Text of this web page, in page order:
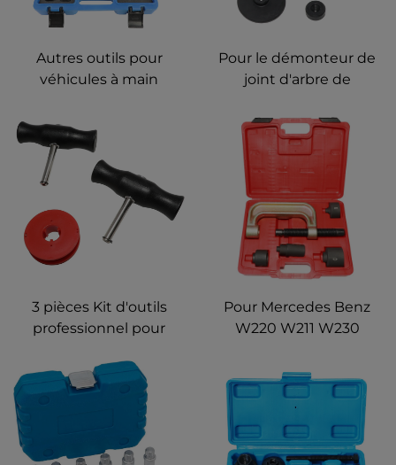
Autres outils pour
véhicules à main
Outil de démontage et
d'installation du joint de
couverture pour
moteurs BMW kit de
réparation de voiture
Pour le démonteur de
joint d'arbre de
3 pièces Kit d'outils
professionnel pour
démontage du pare-
brise Fil de découpe du
Pour Mercedes Benz
W220 W211 W230
d'installation et de
démontage Étau C